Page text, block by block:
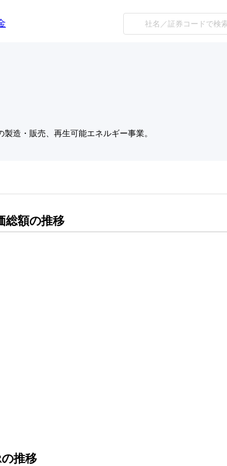
造・販売、再生可能エネルギー事業。
総額の推移
時価総額の推移にアクセスで
推移